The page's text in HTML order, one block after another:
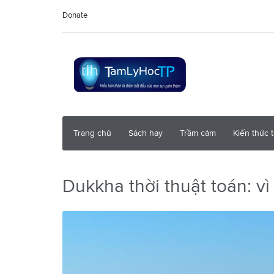
Donate
Trang chủ Sách hay Trầm cảm Kiến thức
Dukkha thời thuật toán: